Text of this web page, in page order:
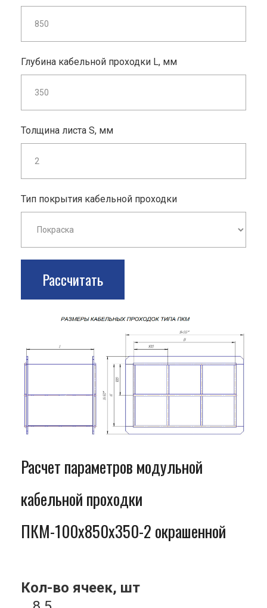
Глубина кабельной проходки L, мм
Толщина листа S, мм
Тип покрытия кабельной проходки
Рассчитать
Расчет параметров модульной
кабельной проходки
ПКМ-100x850x350-2 окрашенной
Кол-во ячеек, шт